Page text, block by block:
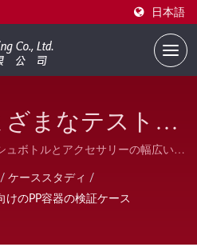
日本語
まなテストを
ました | カスタ
リッシュボト
ュボトルとアクセサリーの幅広い品
/ ケーススタディ /
けのPP容器の検証ケース